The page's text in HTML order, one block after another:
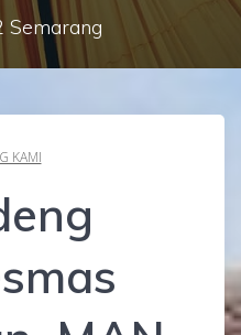
Semarang
KAMI